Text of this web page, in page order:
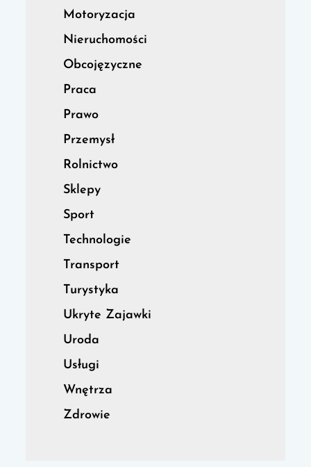
Motoryzacja
Nieruchomości
Obcojęzyczne
Praca
Prawo
Przemysł
Rolnictwo
Sklepy
Sport
Technologie
Transport
Turystyka
Ukryte Zajawki
Uroda
Usługi
Wnętrza
Zdrowie